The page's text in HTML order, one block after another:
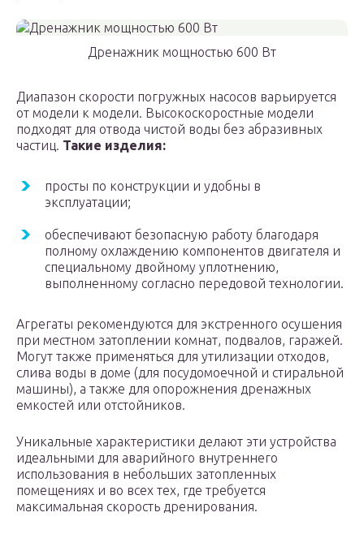
Дренажник мощностью 600 Вт
Диапазон скорости погружных насосов варьируется
от модели к модели. Высокоскоростные модели
подходят для отвода чистой воды без абразивных
частиц. Такие изделия:
просты по конструкции и удобны в
эксплуатации;
обеспечивают безопасную работу благодаря
полному охлаждению компонентов двигателя и
специальному двойному уплотнению,
выполненному согласно передовой технологии.
Агрегаты рекомендуются для экстренного осушения
при местном затоплении комнат, подвалов, гаражей.
Могут также применяться для утилизации отходов,
слива воды в доме (для посудомоечной и стиральной
машины), а также для опорожнения дренажных
емкостей или отстойников.
Уникальные характеристики делают эти устройства
идеальными для аварийного внутреннего
использования в небольших затопленных
помещениях и во всех тех, где требуется
максимальная скорость дренирования.